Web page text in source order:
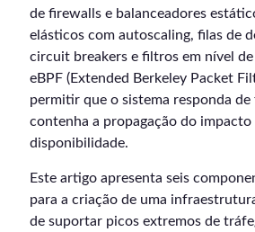
de firewalls e balanceadores
elásticos com autoscaling, filas de
circuit breakers e filtros em nível
eBPF (Extended Berkeley Packet
permitir que o sistema responda
contenha a propagação do impacto
disponibilidade.
Este artigo apresenta seis
para a criação de uma
de suportar picos extremos de